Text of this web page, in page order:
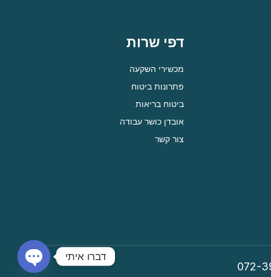
דפי שרות
מכשירי השקעה
פתרונות ביטוח
ביטוח בריאות
אובדן כושר עבודה
צור קשר
דברו איתי